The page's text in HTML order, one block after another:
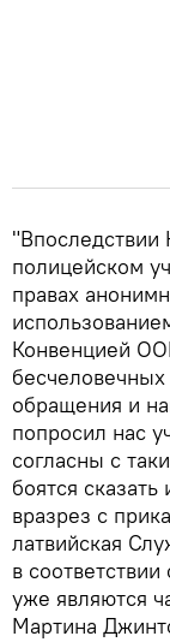
полицейском
правах
Конвенцией
обращения и
попросил нас
согласны с
боятся
вразрез с
латвийская
в
уже являются
Мартина